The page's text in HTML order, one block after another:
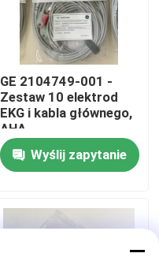
GE 2104749-001 -
Zestaw 10 elektrod
EKG i kabla głównego,
AHA
Wyślij zapytanie